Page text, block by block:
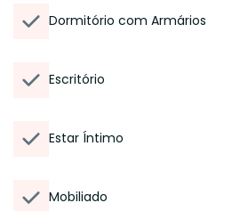
Dormitório com Armários
Escritório
Estar Íntimo
Mobiliado